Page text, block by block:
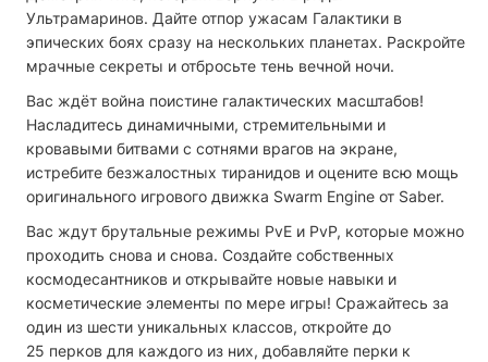
Ультрамаринов. Дайте отпор ужасам Галактики в
эпических боях сразу на нескольких планетах. Раскройте
мрачные секреты и отбросьте тень вечной ночи.
Вас ждёт война поистине галактических масштабов!
Насладитесь динамичными, стремительными и
кровавыми битвами с сотнями врагов на экране,
истребите безжалостных тиранидов и оцените всю мощь
оригинального игрового движка Swarm Engine от Saber.
Вас ждут брутальные режимы PvE и PvP, которые можно
проходить снова и снова. Создайте собственных
космодесантников и открывайте новые навыки и
косметические элементы по мере игры! Сражайтесь за
один из шести уникальных классов, откройте до
25 перков для каждого из них, добавляйте перки к